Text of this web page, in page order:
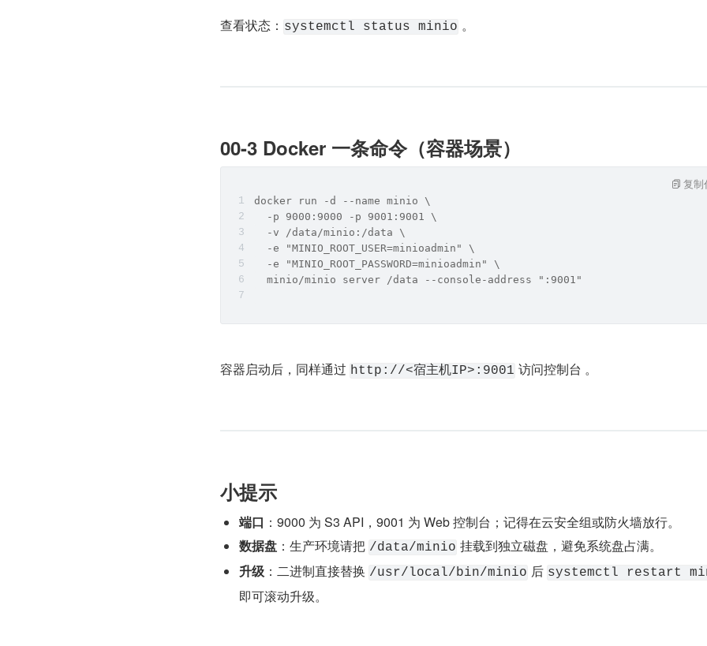
查看状态： systemctl status minio 。
00-3 Docker 一条命令（容器场景）
docker run -d --name minio \
  -p 9000:9000 -p 9001:9001 \
  -v /data/minio:/data \
  -e "MINIO_ROOT_USER=minioadmin" \
  -e "MINIO_ROOT_PASSWORD=minioadmin" \
  minio/minio server /data --console-address ":9001"
复制
容器启动后，同样通过 http://<宿主机IP>:9001 访问控制台 。
小提示
端口 ：9000 为 S3 API，9001 为 Web 控制台；记得在云安全组或防火墙放行。
数据盘 ：生产环境请把 /data/minio 挂载到独立磁盘，避免系统盘占满。
升级 ：二进制直接替换 /usr/local/bin/minio 后 systemctl restart
即可滚动升级。